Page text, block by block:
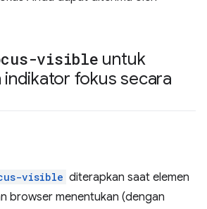
visible untuk
indikator fokus secara
visible diterapkan saat elemen
browser menentukan (dengan